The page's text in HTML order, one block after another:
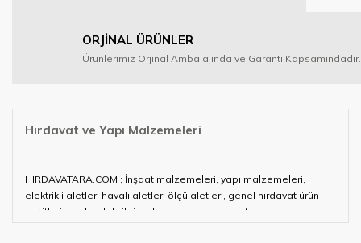
ORJİNAL ÜRÜNLER
Ürünlerimiz Orjinal Ambalajında ve Garanti Kapsamındadır.
Hırdavat ve Yapı Malzemeleri
HIRDAVATARA.COM ; İnşaat malzemeleri, yapı malzemeleri,
elektrikli aletler, havalı aletler, ölçü aletleri, genel hırdavat ürün
çeşitleri ve alandaki ihtiyaçlarınızın neredeyse tamamını